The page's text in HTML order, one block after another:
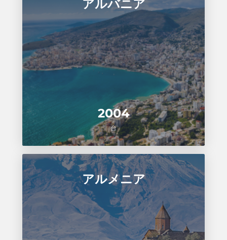
2004
台
アルバニア
アルメニア